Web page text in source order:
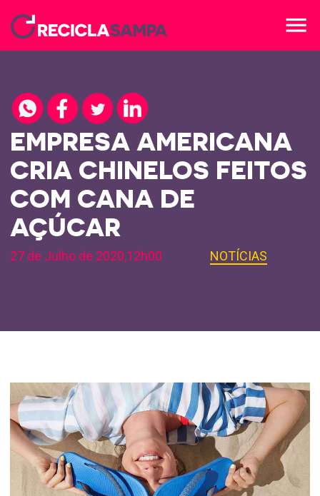
menu
EMPRESA AMERICANA
CRIA CHINELOS FEITOS
COM CANA DE
AÇÚCAR
27 de Julho de 2020,12h00 NOTÍCIAS